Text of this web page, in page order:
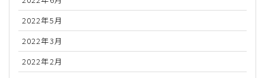
2022年5月
2022年3月
2022年2月